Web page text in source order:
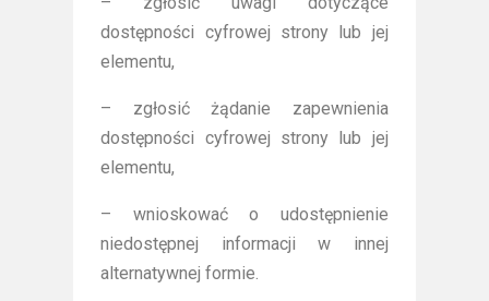
dostępności cyfrowej strony lub jej
elementu,
– zgłosić żądanie zapewnienia
dostępności cyfrowej strony lub jej
elementu,
– wnioskować o udostępnienie
niedostępnej informacji w innej
alternatywnej formie.